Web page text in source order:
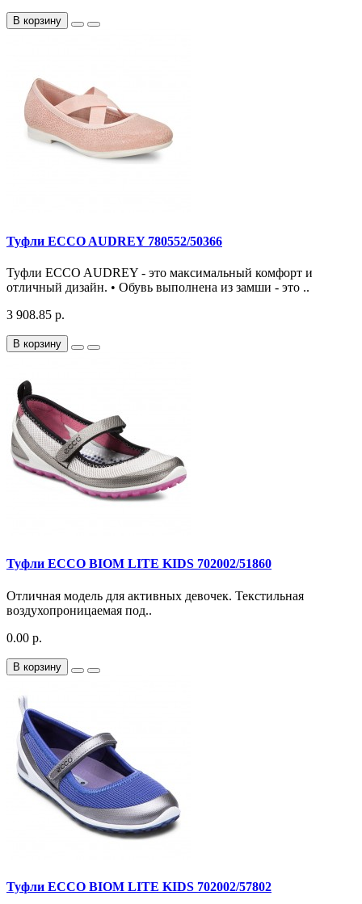
В корзину
Туфли ECCO AUDREY 780552/50366
Туфли ECCO AUDREY - это максимальный комфорт и
отличный дизайн. • Обувь выполнена из замши - это ..
3 908.85 р.
В корзину
Туфли ECCO BIOM LITE KIDS 702002/51860
Отличная модель для активных девочек. Текстильная
воздухопроницаемая под..
0.00 р.
В корзину
Туфли ECCO BIOM LITE KIDS 702002/57802